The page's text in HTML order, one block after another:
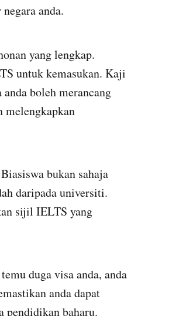
anda.
yang lengkap.
untuk kemasukan. Kaji
boleh merancang
melengkapkan
bukan sahaja
daripada universiti.
sijil IELTS yang
duga visa anda, anda
anda dapat
pendidikan baharu.